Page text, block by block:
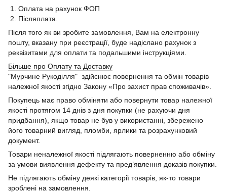
1. Оплата на рахунок ФОП
2. Післяплата.
Після того як ви зробите замовлення, Вам на електронну
пошту, вказану при реєстрації, буде надіслано рахунок з
реквізитами для оплати та подальшими інструкціями.
Більше про Оплату та Доставку
"Мурчине Рукоділля" здійснює повернення та обмін товарів
належної якості згідно Закону «Про захист прав споживачів».
Покупець має право обміняти або повернути товар належної
якості протягом 14 днів з дня покупки (не рахуючи дня
придбання), якщо товар не був у використанні, збережено
його товарний вигляд, пломби, ярлики та розрахунковий
документ.
Товари неналежної якості підлягають поверненню або обміну
за умови виявлення дефекту та пред’явлення доказів покупки.
Не підлягають обміну деякі категорії товарів, як-то товари
зроблені на замовлення.